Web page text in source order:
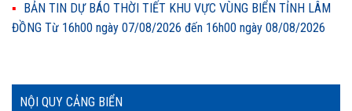
NỘI QUY CẢNG BIỂN
BẢN TIN DỰ BÁO THỜI TIẾT KHU VỰC VÙNG BIỂN TỈNH LÂM
ĐỒNG Từ 16h00 ngày 07/08/2026 đến 16h00 ngày 08/08/2026